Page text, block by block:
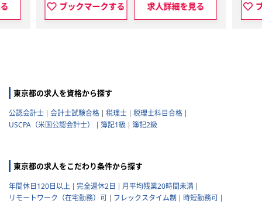
ブックマークする 求人詳細を見る
東京都の求人を資格から探す
公認会計士 会計士試験合格 税理士
税理士科目合格
USCPA（米国公認会計士）
簿記1級 簿記2級
東京都の求人をこだわり条件から探す
年間休日120日以上 完全週休2日
月平均残業20時間未満
リモートワーク（在宅勤務）可
フレックスタイム制
時短勤務可